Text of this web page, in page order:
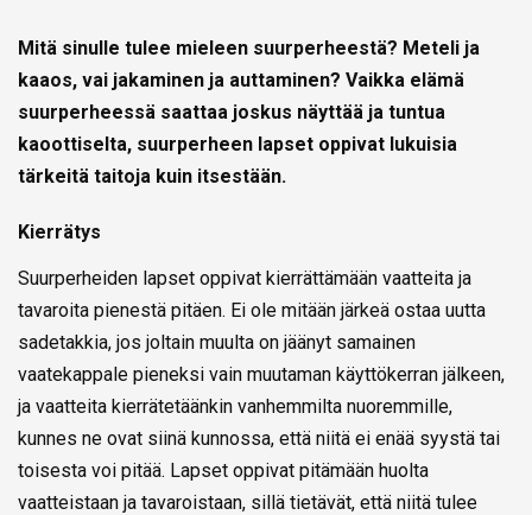
Mitä sinulle tulee mieleen suurperheestä? Meteli ja
kaaos, vai jakaminen ja auttaminen? Vaikka elämä
suurperheessä saattaa joskus näyttää ja tuntua
kaoottiselta, suurperheen lapset oppivat lukuisia
tärkeitä taitoja kuin itsestään.
Kierrätys
Suurperheiden lapset oppivat kierrättämään vaatteita ja
tavaroita pienestä pitäen. Ei ole mitään järkeä ostaa uutta
sadetakkia, jos joltain muulta on jäänyt samainen
vaatekappale pieneksi vain muutaman käyttökerran jälkeen,
ja vaatteita kierrätetäänkin vanhemmilta nuoremmille,
kunnes ne ovat siinä kunnossa, että niitä ei enää syystä tai
toisesta voi pitää. Lapset oppivat pitämään huolta
vaatteistaan ja tavaroistaan, sillä tietävät, että niitä tulee